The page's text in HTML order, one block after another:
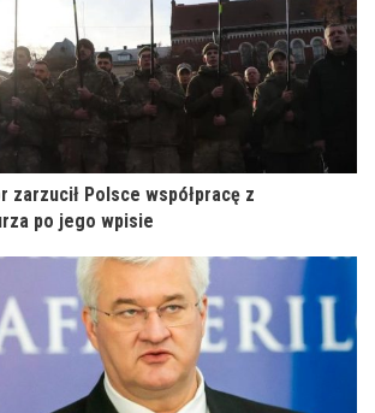
zarzucił Polsce współpracę z
po jego wpisie